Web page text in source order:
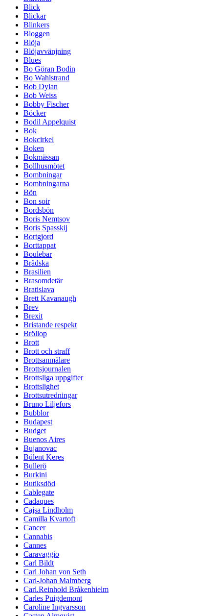
Blick
Blickar
Blinkers
Bloggen
Blöja
Blöjavvänjning
Blues
Bo Göran Bodin
Bo Wahlstrand
Bob Dylan
Bob Weiss
Bobby Fischer
Böcker
Bodil Appelquist
Bok
Bokcirkel
Boken
Bokmässan
Bollhusmötet
Bombningar
Bombningarna
Bön
Bon soir
Bordsbön
Boris Nemtsov
Boris Spasskij
Bortgjord
Borttappat
Boulebar
Brådska
Brasilien
Brasomdetär
Bratislava
Brett Kavanaugh
Brev
Brexit
Bristande respekt
Bröllop
Brott
Brott och straff
Brottsanmälare
Brottsjournalen
Brottsliga uppgifter
Brottslighet
Brottsutredningar
Bruno Liljefors
Bubblor
Budapest
Budget
Buenos Aires
Bujanovac
Bülent Keres
Bullerö
Burkini
Butiksdöd
Cablegate
Cadaques
Cajsa Lindholm
Camilla Kvartoft
Cancer
Cannabis
Cannes
Caravaggio
Carl Bildt
Carl Johan von Seth
Carl-Johan Malmberg
Carl.Reinhold Bråkenhielm
Carles Puigdemont
Caroline Ingvarsson